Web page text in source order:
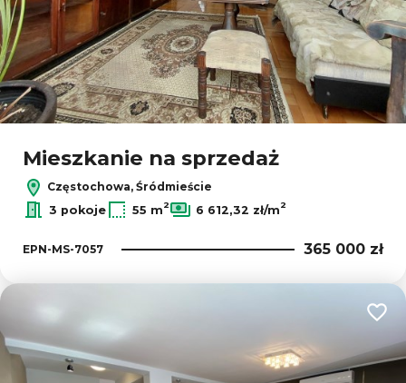
Mieszkanie na sprzedaż
Częstochowa, Śródmieście
3 pokoje
55 m2 6 612,32 zł/m2
EPN-MS-7057 365 000 zł